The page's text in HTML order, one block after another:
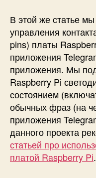
В этой же статье
управления
pins) платы
приложения
приложения. Мы
Raspberry Pi
состоянием
обычных фраз (на
приложения
данного проекта
статьей про
платой Raspberry Pi.